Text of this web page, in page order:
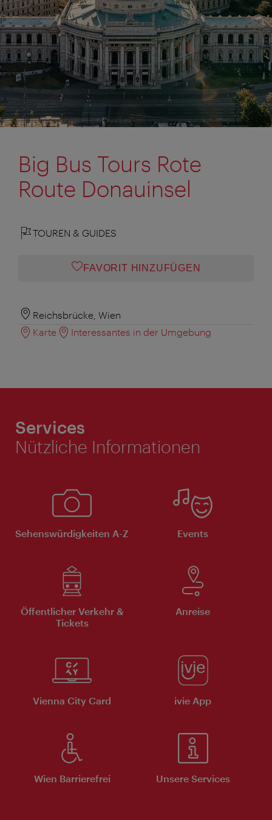
Big Bus Tours Rote
Route Donauinsel
TOUREN & GUIDES
FAVORIT HINZUFÜGEN
Reichsbrücke, Wien
Karte
Interessantes in der Umgebung
Services
Nützliche Informationen
Sehenswürdigkeiten A-Z Events
Öffentlicher Verkehr &
Tickets
Anreise
Vienna City Card ivie App
Wien Barrierefrei Unsere Services